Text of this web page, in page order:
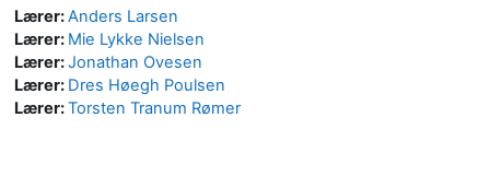
Lærer:Anders Larsen
Lærer: Mie Lykke Nielsen
Lærer:Jonathan Ovesen
Lærer: Dres Høegh Poulsen
Lærer:Torsten Tranum Rømer